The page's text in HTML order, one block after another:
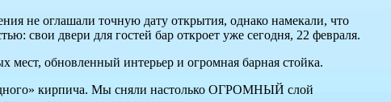
не оглашали точную дату открытия, однако намекали, что
свои двери для гостей бар откроет уже сегодня, 22 февраля.
мест, обновленный интерьер и огромная барная стойка.
кирпича. Мы сняли настолько ОГРОМНЫЙ слой